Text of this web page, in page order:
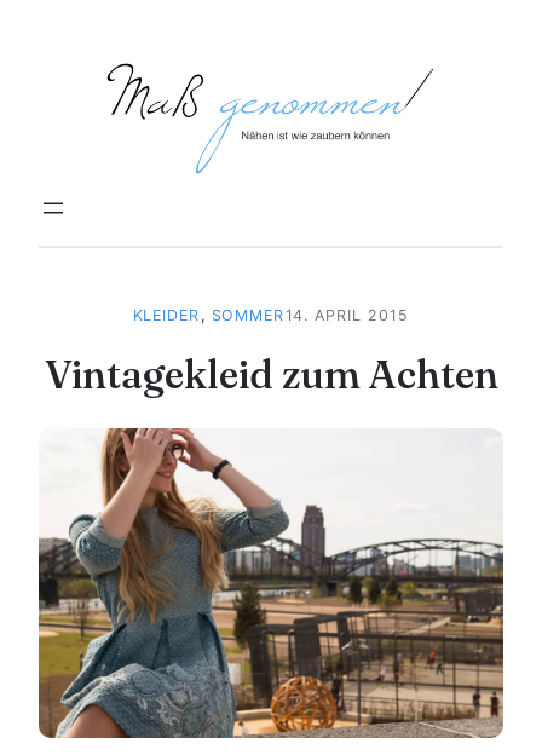
springen
KLEIDER , SOMMER 14. APRIL 2015
Vintagekleid zum Achten